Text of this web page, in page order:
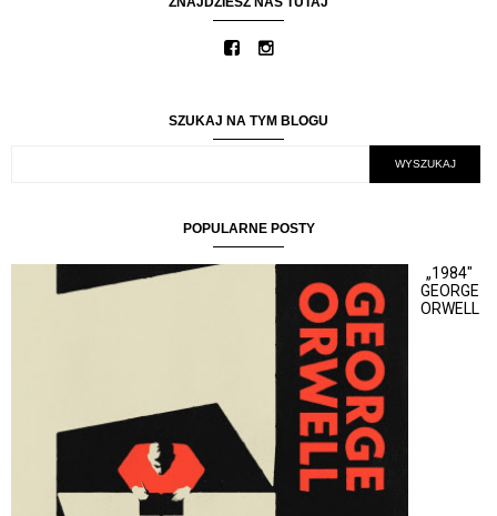
SZUKAJ NA TYM BLOGU
POPULARNE POSTY
„1984"
GEORGE
ORWELL